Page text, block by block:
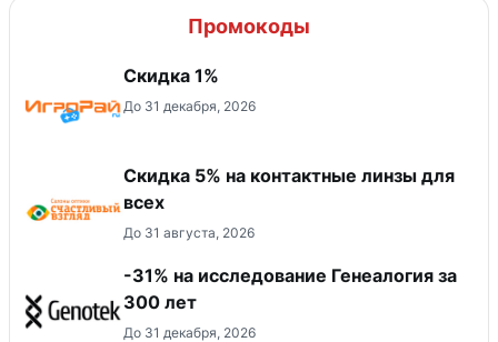
Промокоды
Скидка 1%
До 31 декабря, 2026
Скидка 5% на контактные линзы для
всех
До 31 августа, 2026
-31% на исследование Генеалогия за
300 лет
До 31 декабря, 2026